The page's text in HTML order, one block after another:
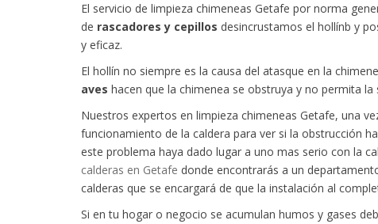
El servicio de limpieza chimeneas Getafe por norma
de rascadores y cepillos desincrustamos el hollínb y
y eficaz.
El hollín no siempre es la causa del atasque en la
aves hacen que la chimenea se obstruya y no permita
Nuestros expertos en limpieza chimeneas Getafe, una
funcionamiento de la caldera para ver si la obstrucción
este problema haya dado lugar a uno mas serio con la
calderas en Getafe donde encontrarás a un
calderas que se encargará de que la instalación al
Si en tu hogar o negocio se acumulan humos y gases